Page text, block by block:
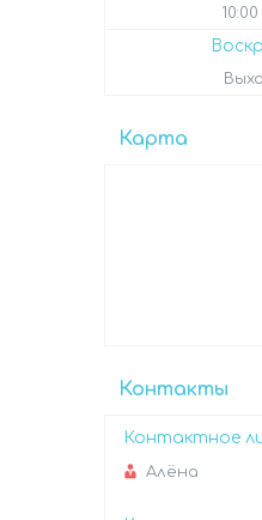
10:00
Карта
Контакты
Алёна